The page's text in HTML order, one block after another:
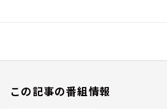
この記事の番組情報